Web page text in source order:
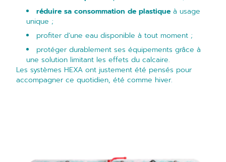
réduire sa consommation de plastique à usage
unique ;
profiter d’une eau disponible à tout moment ;
protéger durablement ses équipements grâce à
une solution limitant les effets du calcaire.
Les systèmes HEXA ont justement été pensés pour
accompagner ce quotidien, été comme hiver.